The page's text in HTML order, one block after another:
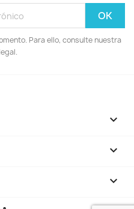
Para ello, consulte nuestra


